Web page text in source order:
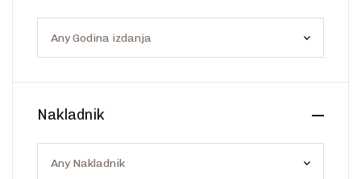
Nakladnik